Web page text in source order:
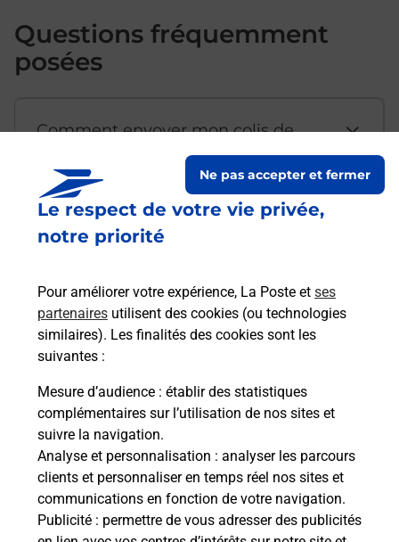
Le respect de votre vie privée,
notre priorité
Pour améliorer votre expérience, La Poste et ses
partenaires utilisent des cookies (ou technologies
similaires). Les finalités des cookies sont les
suivantes :
Mesure d’audience : établir des statistiques
complémentaires sur l’utilisation de nos sites et
suivre la navigation.
Analyse et personnalisation : analyser les parcours
clients et personnaliser en temps réel nos sites et
communications en fonction de votre navigation.
Publicité : permettre de vous adresser des publicités
Ne pas accepter et fermer
Questions fréquemment
posées
Comment envoyer mon colis de
Est-il possible d’acheter un
emballage directement depuis un
Comment demander une
modification de livraison ?
Comment La Poste participe-t-elle
à votre sécurité au quotidien ?
Puis-je passer mon code de la route